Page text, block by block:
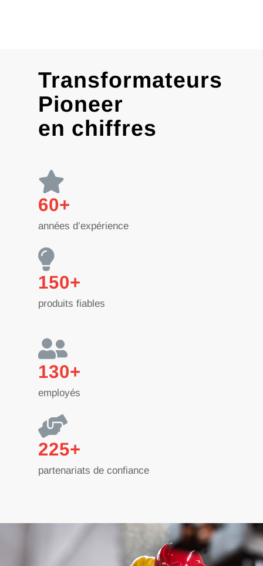
Transformateurs
Pioneer
en chiffres
60+
années d’expérience
150+
produits fiables
130+
employés
225+
partenariats de confiance